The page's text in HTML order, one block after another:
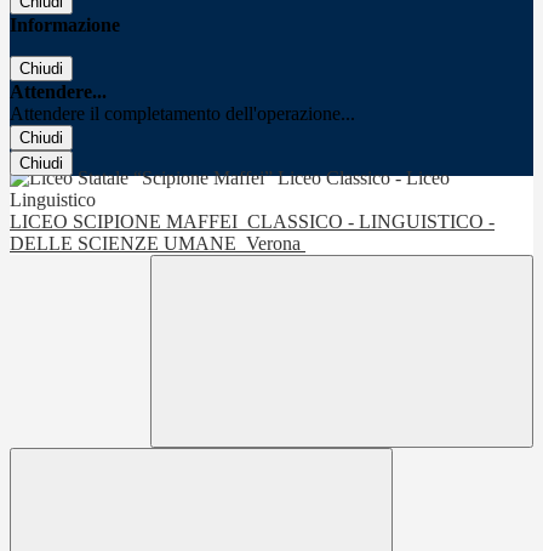
Informazione
Chiudi
Attendere...
Attendere il completamento dell'operazione...
Chiudi
Chiudi
LICEO SCIPIONE MAFFEI CLASSICO - LINGUISTICO -
DELLE SCIENZE UMANE Verona